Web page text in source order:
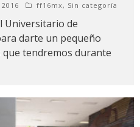
ff16mx , Sin categoría
Universitario de
darte un pequeño
que tendremos durante